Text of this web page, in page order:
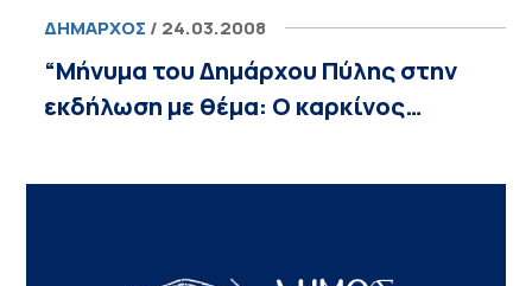
ΔΉΜΑΡΧΟΣ / 24.03.2008
“Μήνυμα του Δημάρχου Πύλης στην
εκδήλωση με θέμα: Ο καρκίνος…